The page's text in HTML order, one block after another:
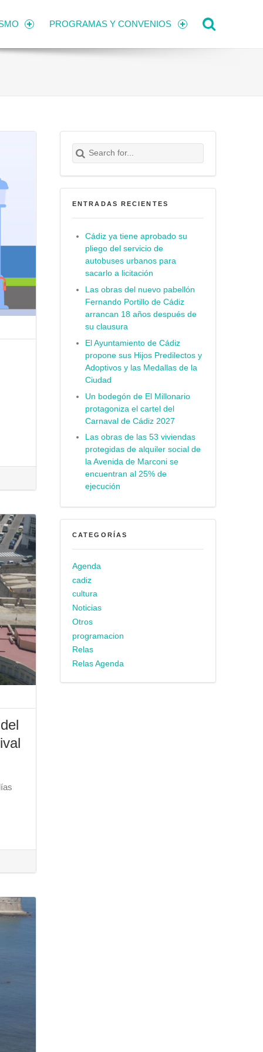
PROGRAMAS Y CONVENIOS
Search for:
Buscar
ENTRADAS RECIENTES
Cádiz ya tiene aprobado su
pliego del servicio de
autobuses urbanos para
sacarlo a licitación
Las obras del nuevo pabellón
Fernando Portillo de Cádiz
arrancan 18 años después de
su clausura
El Ayuntamiento de Cádiz
propone sus Hijos Predilectos y
Adoptivos y las Medallas de la
Ciudad
Un bodegón de El Millonario
protagoniza el cartel del
Carnaval de Cádiz 2027
Las obras de las 53 viviendas
protegidas de alquiler social de
la Avenida de Marconi se
encuentran al 25% de
ejecución
CATEGORÍAS
Agenda
cadiz
cultura
Noticias
Otros
programacion
Relas
Relas Agenda